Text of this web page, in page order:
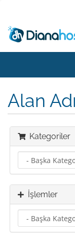
Alan
Kategoriler
İşlemler